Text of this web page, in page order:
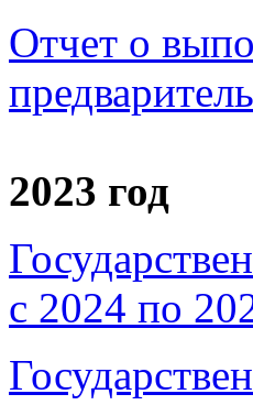
Отчет о
2023 год
с 2024 по